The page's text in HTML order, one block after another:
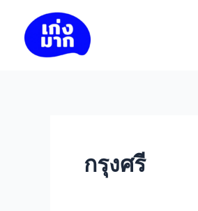
content
กรุงศรี